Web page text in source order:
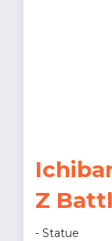
Z
- Statue